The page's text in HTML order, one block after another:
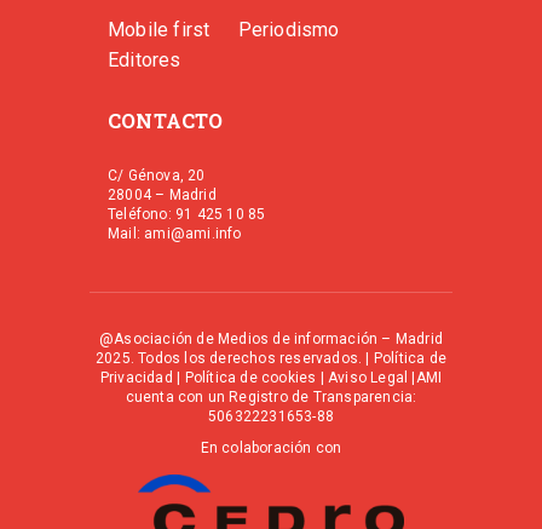
Mobile first
Periodismo
Editores
CONTACTO
C/ Génova, 20
28004 – Madrid
Teléfono: 91 425 10 85
Mail: ami@ami.info
@Asociación de Medios de información – Madrid
2025. Todos los derechos reservados. |
Política de
Privacidad
Política de cookies Aviso Legal
|AMI
cuenta con un Registro de Transparencia:
506322231653-88
En colaboración con